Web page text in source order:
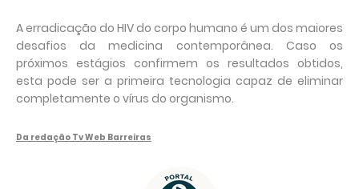
A erradicação do HIV do corpo humano é um dos maiores
desafios da medicina contemporânea. Caso os
próximos estágios confirmem os resultados obtidos,
esta pode ser a primeira tecnologia capaz de eliminar
completamente o vírus do organismo.
Da redação Tv Web Barreiras